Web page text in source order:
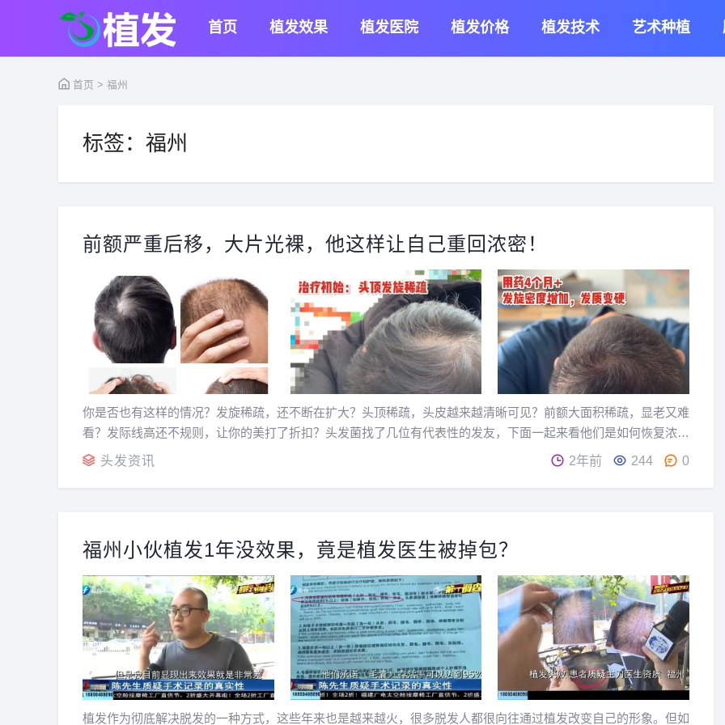
首页 植发效果 植发医院 植发价格 植发技术 艺术种植
首页 > 福州
标签：福州
前额严重后移，大片光裸，他这样让自己重回浓密！
你是否也有这样的情况？发旋稀疏，还不断在扩大？头顶稀疏，头皮越来越清晰可见？前额大面积稀疏，显老又难
看？发际线高还不规则，让你的美打了折扣？头发菌找了几位有代表性的发友，下面一起来看他们是如何恢复浓密
的吧。01发友一发旋稀疏发旋稀疏无小事这位发友虽然发量还...
头发资讯 2年前 244 0
福州小伙植发1年没效果，竟是植发医生被掉包？
植发作为彻底解决脱发的一种方式，这些年来也是越来越火，很多脱发人都很向往通过植发改变自己的形象。但如